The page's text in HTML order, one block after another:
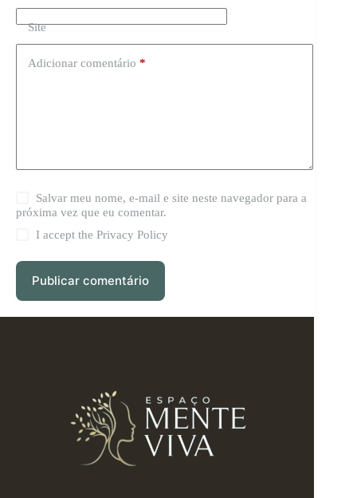
Site
Adicionar comentário *
Salvar meu nome, e-mail e site neste navegador para a
próxima vez que eu comentar.
I accept thePrivacy Policy
Publicar comentário